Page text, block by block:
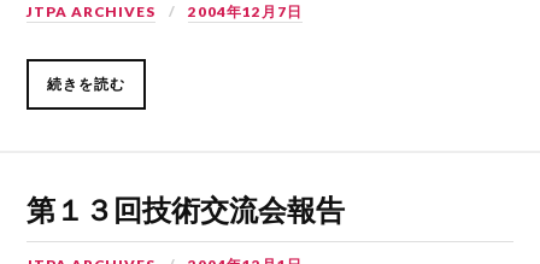
JTPA ARCHIVES 2004年12月7日
続きを読む
第１３回技術交流会報告